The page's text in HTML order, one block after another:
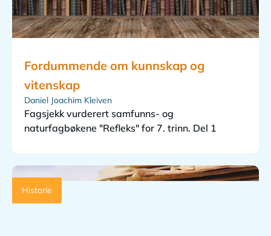
Fordummende om kunnskap og
vitenskap
Daniel Joachim Kleiven
Fagsjekk vurderert samfunns- og
naturfagbøkene "Refleks" for 7. trinn. Del 1
Historie